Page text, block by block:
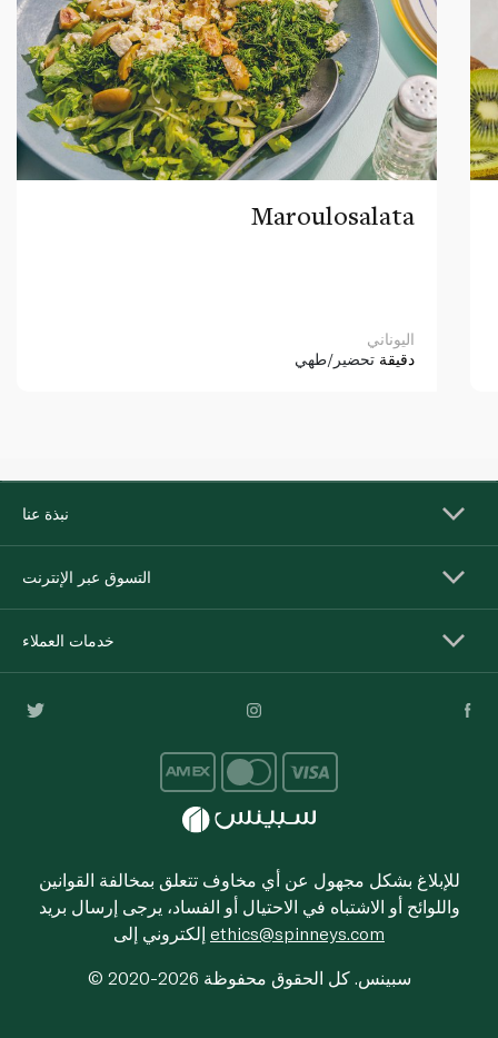
Maroulosalata
اليوناني
دقيقة تحضير/طهي
نبذة عنا
التسوق عبر الإنترنت
خدمات العملاء
للإبلاغ بشكل مجهول عن أي مخاوف تتعلق بمخالفة القوانين
واللوائح أو الاشتباه في الاحتيال أو الفساد، يرجى إرسال بريد
ethics@spinneys.com
© 2020-2026 سبينس. كل الحقوق محفوظة